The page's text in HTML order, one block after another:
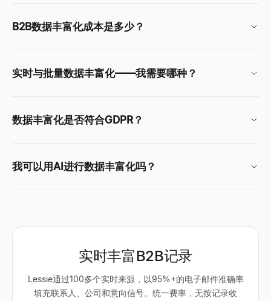
B2B数据丰富化成本是多少？
实时与批量数据丰富化——我需要哪种？
数据丰富化是否符合GDPR？
我可以用AI进行数据丰富化吗？
实时丰富B2B记录
Lessie通过100多个实时来源，以95%+的电子邮件准确率
填充联系人、公司和意向信号。统一费率，无按记录收